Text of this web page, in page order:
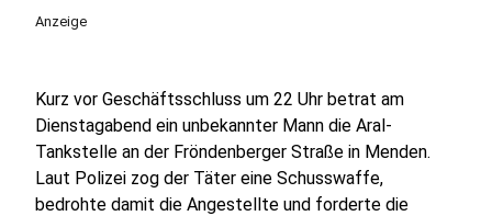
Anzeige
Kurz vor Geschäftsschluss um 22 Uhr betrat am
Dienstagabend ein unbekannter Mann die Aral-
Tankstelle an der Fröndenberger Straße in Menden.
Laut Polizei zog der Täter eine Schusswaffe,
bedrohte damit die Angestellte und forderte die